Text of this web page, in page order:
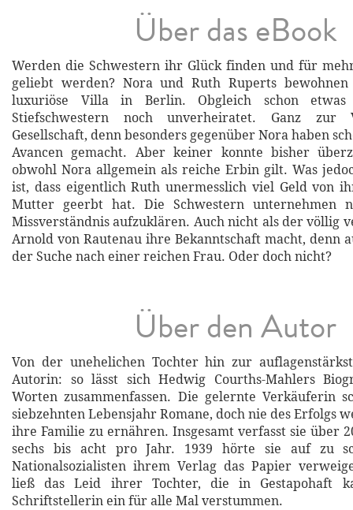
Über das eBook
Werden die Schwestern ihr Glück finden und für
geliebt werden? Nora und Ruth Ruperts bewohnen
luxuriöse Villa in Berlin. Obgleich schon
Stiefschwestern noch unverheiratet. Ganz zur
Gesellschaft, denn besonders gegenüber Nora haben
Avancen gemacht. Aber keiner konnte bisher
obwohl Nora allgemein als reiche Erbin gilt. Was
ist, dass eigentlich Ruth unermesslich viel Geld von
Mutter geerbt hat. Die Schwestern unternehmen
Missverständnis aufzuklären. Auch nicht als der völlig
Arnold von Rautenau ihre Bekanntschaft macht, denn
der Suche nach einer reichen Frau. Oder doch nicht?
Über den Autor
Von der unehelichen Tochter hin zur
Autorin: so lässt sich Hedwig Courths-Mahlers
Worten zusammenfassen. Die gelernte Verkäuferin
siebzehnten Lebensjahr Romane, doch nie des Erfolgs
ihre Familie zu ernähren. Insgesamt verfasst sie über
sechs bis acht pro Jahr. 1939 hörte sie auf zu
Nationalsozialisten ihrem Verlag das Papier
ließ das Leid ihrer Tochter, die in Gestapohaft
Schriftstellerin ein für alle Mal verstummen.